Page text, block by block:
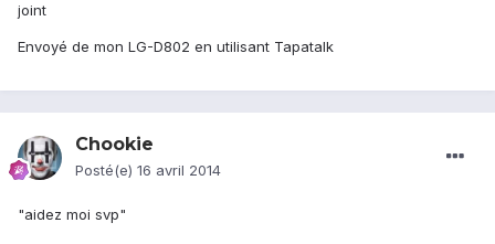
joint
Envoyé de mon LG-D802 en utilisant Tapatalk
Chookie
Posté(e) 16 avril 2014
"aidez moi svp"